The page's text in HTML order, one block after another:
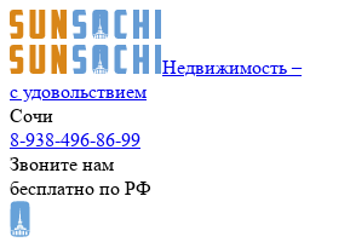
Недвижимость –
с удовольствием
Сочи
8-938-496-86-99
Звоните нам
бесплатно по РФ